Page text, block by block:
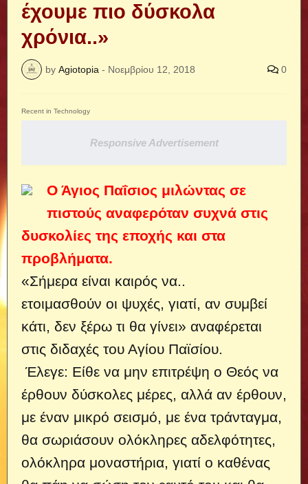
έχουμε πιο δύσκολα
χρόνια..»
by Agiotopia - Νοεμβρίου 12, 2018 0
Recent in Technology
Responsive Advertisement
Ο Άγιος Παΐσιος μιλώντας σε
πιστούς αναφερόταν συχνά στις
δυσκολίες της εποχής και στα
προβλήματα.
«Σήμερα είναι καιρός να..
ετοιμασθούν οι ψυχές, γιατί, αν συμβεί
κάτι, δεν ξέρω τι θα γίνει» αναφέρεται
στις διδαχές του Αγίου Παϊσίου.
Έλεγε: Είθε να μην επιτρέψη ο Θεός να
έρθουν δύσκολες μέρες, αλλά αν έρθουν,
με έναν μικρό σεισμό, με ένα τράνταγμα,
θα σωριάσουν ολόκληρες αδελφότητες,
ολόκληρα μοναστήρια, γιατί ο καθένας